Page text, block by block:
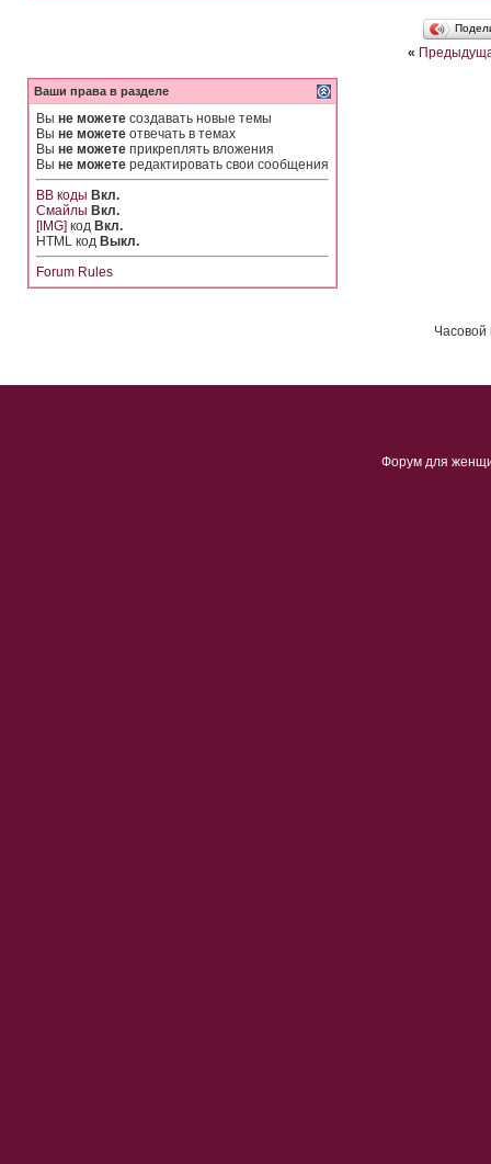
«
Ваши права в разделе
Вы не можете создавать новые темы
Вы не можете отвечать в темах
Вы не можете прикреплять вложения
Вы не можете редактировать свои сообщения
BB коды Вкл.
Смайлы Вкл.
[IMG] код Вкл.
HTML код Выкл.
Forum Rules
Часовой
Форум для